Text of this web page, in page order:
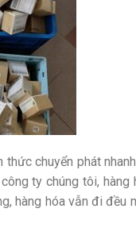
chuyển phát
ty chúng tôi,
hàng hóa vẫn đi đều